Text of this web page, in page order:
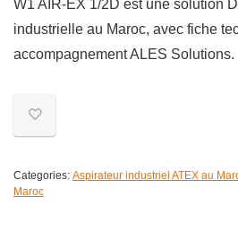
W1 AIR-EX 1/2D est une solution
industrielle au Maroc, avec fiche
accompagnement ALES Solutions.
Categories: Aspirateur industriel ATEX au
Maroc